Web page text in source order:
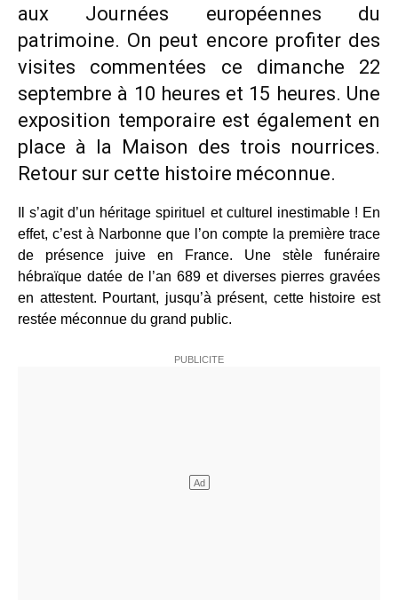
aux Journées européennes du
patrimoine. On peut encore profiter des
visites commentées ce dimanche 22
septembre à 10 heures et 15 heures. Une
exposition temporaire est également en
place à la Maison des trois nourrices.
Retour sur cette histoire méconnue.
Il s’agit d’un héritage spirituel et culturel inestimable ! En
effet, c’est à Narbonne que l’on compte la première trace
de présence juive en France. Une stèle funéraire
hébraïque datée de l’an 689 et diverses pierres gravées
en attestent. Pourtant, jusqu’à présent, cette histoire est
restée méconnue du grand public.